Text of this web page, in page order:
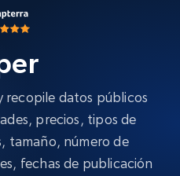
recopile datos públicos
precios, tipos de
tamaño, número de
fechas de publicación